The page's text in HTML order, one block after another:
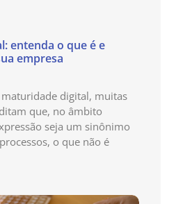
entenda o que é e
empresa
digital, muitas
que, no âmbito
seja um sinônimo
o que não é